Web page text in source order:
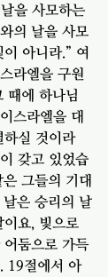
을 사모하는
의 날을 사모
아니라.” 여
라엘을 구원
때에 하나님
스라엘을 대
하실 것이라
갖고 있었습
그들의 기대
은 승리의 날
이요, 빛으로
둠으로 가득
19절에서 아